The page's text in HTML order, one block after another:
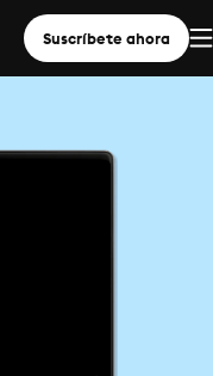
Suscríbete ahora